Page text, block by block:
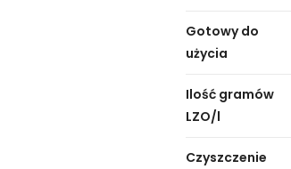
Gotowy do
użycia
Ilość gramów
LZO/l
Czyszczenie